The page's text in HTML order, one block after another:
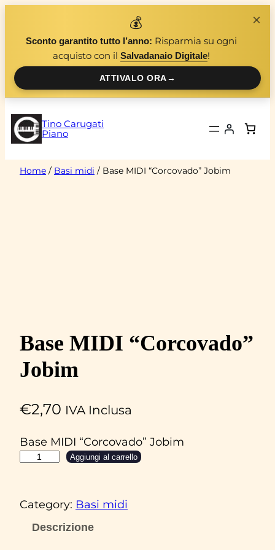
contenuto
💰
Sconto garantito tutto l’anno: Risparmia su ogni
acquisto con il Salvadanaio Digitale!
ATTIVALO ORA→
×
Tino Carugati
Piano
Home / Basi midi / Base MIDI “Corcovado” Jobim
Base MIDI “Corcovado”
Jobim
€2,70 IVA Inclusa
Base MIDI “Corcovado” Jobim
e
Aggiungi al carrello
Category: Basi midi
Descrizione